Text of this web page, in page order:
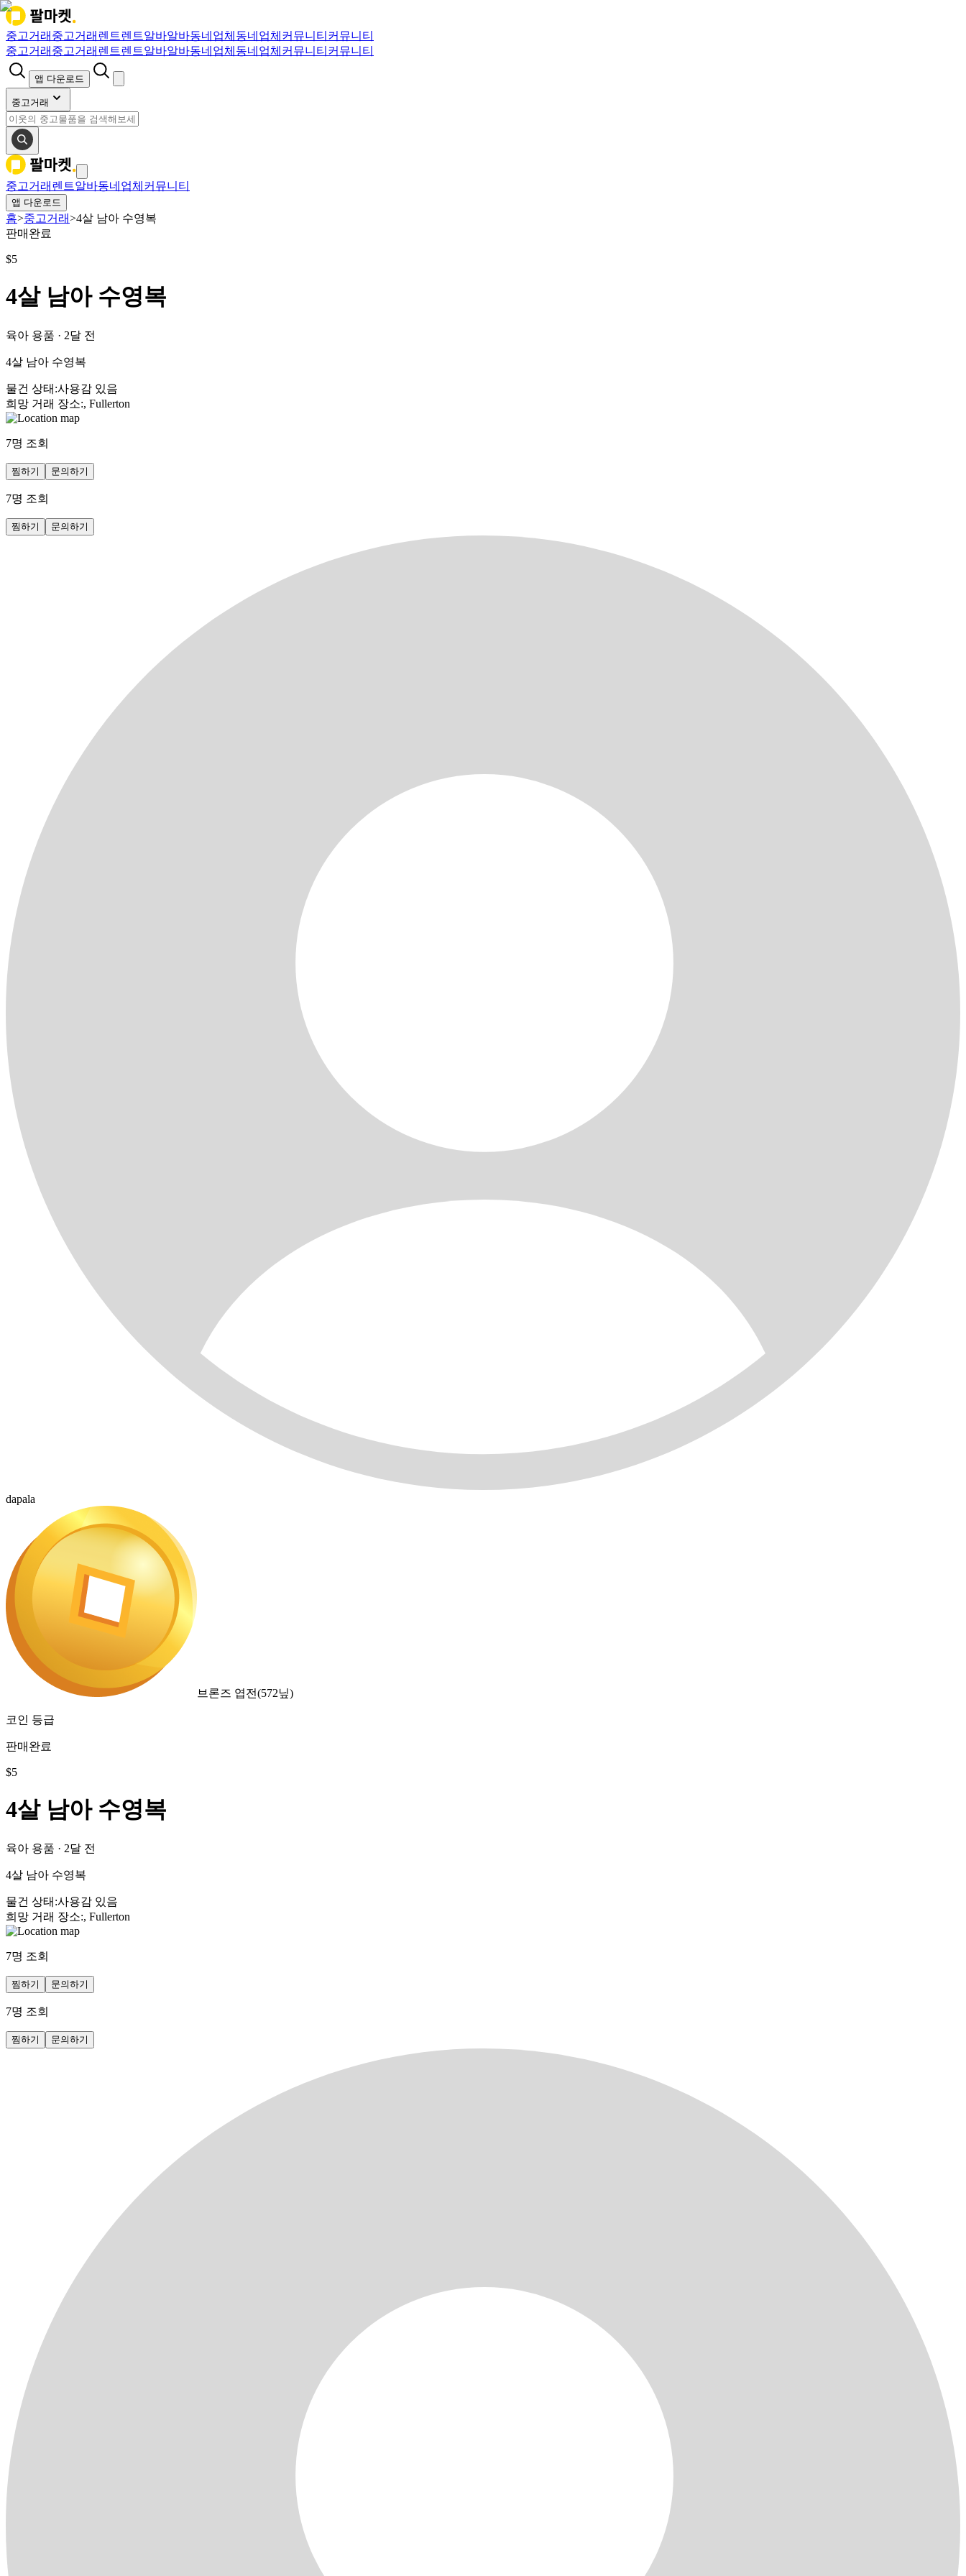
중고거래 중고거래 렌트렌트알바알바동네업체 동네업체 커뮤니티 커뮤니티
중고거래 중고거래 렌트렌트알바알바동네업체 동네업체 커뮤니티 커뮤니티
앱 다운로드
중고거래
중고거래 렌트알바동네업체 커뮤니티
앱 다운로드
홈>중고거래>4살 남아 수영복
판매완료
$5
4살 남아 수영복
육아 용품 · 2달 전
4살 남아 수영복
물건 상태 :사용감 있음
희망 거래 장소:, Fullerton
7명 조회
찜하기 문의하기
7명 조회
찜하기 문의하기
dapala
브론즈 엽전(572닢)
코인 등급
판매완료
$5
4살 남아 수영복
육아 용품 · 2달 전
4살 남아 수영복
물건 상태 :사용감 있음
희망 거래 장소:, Fullerton
7명 조회
찜하기 문의하기
7명 조회
찜하기 문의하기